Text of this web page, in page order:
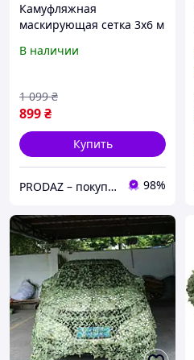
Камуфляжная
маскирующая сетка 3x6 м
стяжек
В наличии
899₴
1 099 ₴
Купить
PRODAZ – покупки в один клик! 98%